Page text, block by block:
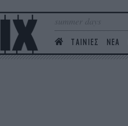
summer days
ΤΑΙΝΙΕΣ ΝΕΑ